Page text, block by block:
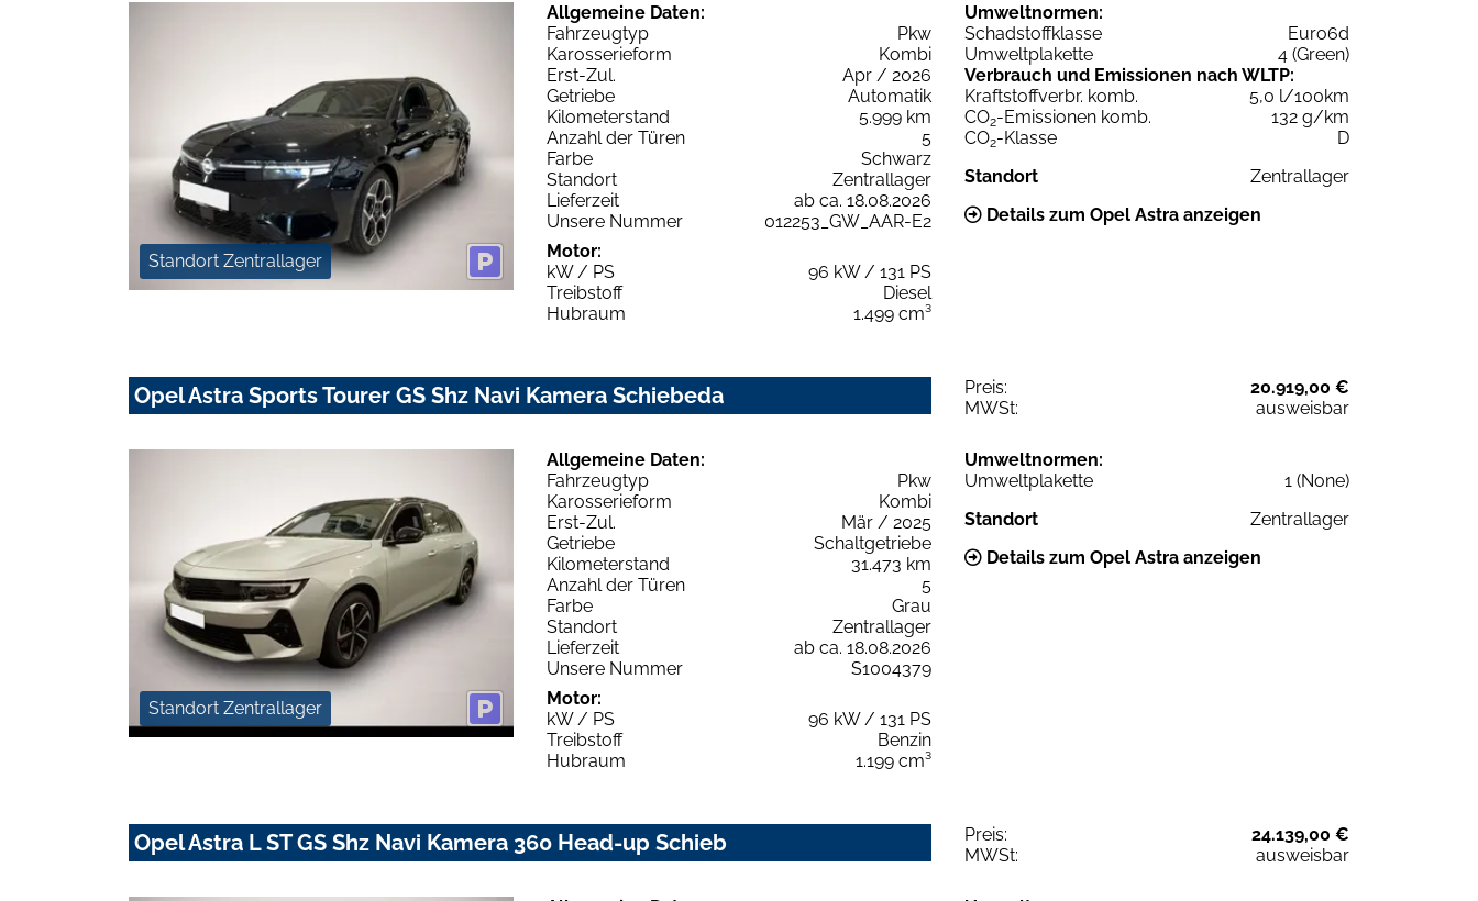
Standort Zentrallager
Allgemeine Daten:
Fahrzeugtyp
Pkw
Karosserieform
Kombi
Erst-Zul.
Apr / 2026
Getriebe
Automatik
Kilometerstand
5.999 km
Anzahl der Türen
5
Farbe
Schwarz
Standort
Zentrallager
Lieferzeit
ab ca. 18.08.2026
Unsere Nummer
012253_GW_AAR-E2
Motor:
kW / PS
96 kW / 131 PS
Treibstoff
Diesel
Hubraum
1.499 cm³
Umweltnormen:
Schadstoffklasse
Euro6d
Umweltplakette
4 (Green)
Verbrauch und Emissionen nach WLTP:
Kraftstoffverbr. komb.
5,0 l/100km
CO2-Emissionen komb.
132 g/km
CO2-Klasse
D
Standort
Zentrallager
Details zum Opel Astra anzeigen
Opel Astra Sports Tourer GS Shz Navi Kamera Schiebeda Preis:
20.919,00 €
MWSt:
ausweisbar
Standort Zentrallager
Allgemeine Daten:
Fahrzeugtyp
Pkw
Karosserieform
Kombi
Erst-Zul.
Mär / 2025
Getriebe
Schaltgetriebe
Kilometerstand
31.473 km
Anzahl der Türen
5
Farbe
Grau
Standort
Zentrallager
Lieferzeit
ab ca. 18.08.2026
Unsere Nummer
S1004379
Motor:
kW / PS
96 kW / 131 PS
Treibstoff
Benzin
Hubraum
1.199 cm³
Umweltnormen:
Umweltplakette
1 (None)
Standort
Zentrallager
Details zum Opel Astra anzeigen
Opel Astra L ST GS Shz Navi Kamera 360 Head-up Schieb Preis:
24.139,00 €
MWSt:
ausweisbar